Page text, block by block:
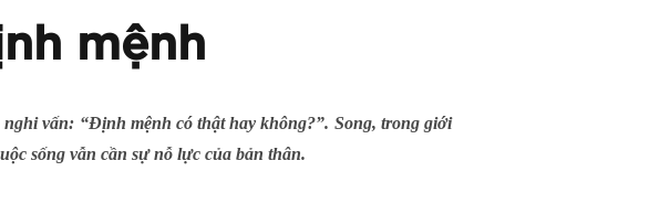
mệnh
vấn: “Định mệnh có thật hay không?”. Song, trong giới
sống vẫn cần sự nỗ lực của bản thân.